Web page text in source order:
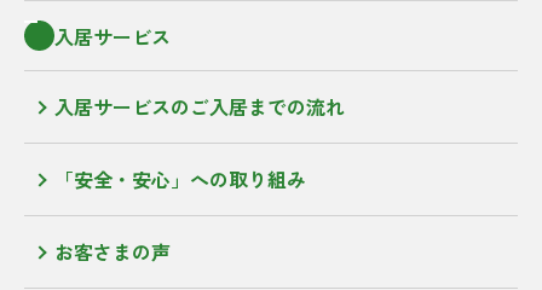
入居サービス
入居サービスのご入居までの流れ
「安全・安心」への取り組み
お客さまの声